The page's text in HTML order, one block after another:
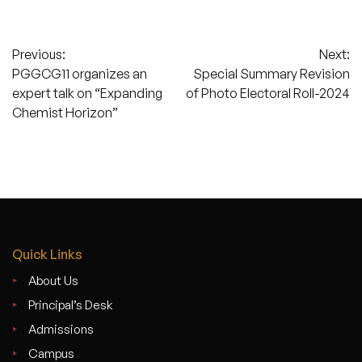
Post
navigation
Previous:
PGGCG11 organizes an
expert talk on “Expanding
Chemist Horizon”
Next:
Special Summary Revision
of Photo Electoral Roll-2024
Quick Links
About Us
Principal’s Desk
Admissions
Campus